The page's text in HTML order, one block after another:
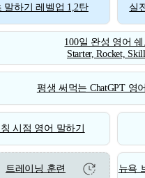
말하기 레벨업 1,2탄 실
100일 완성 영어
Starter, Rocket,
평생 써먹는 ChatGPT 영
시점 영어 말하기
트레이닝 훈련 뉴욕